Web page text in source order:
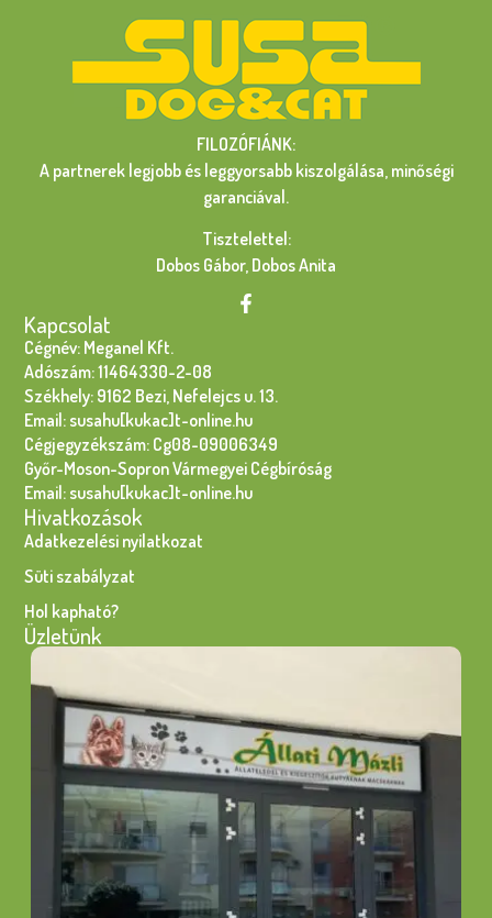
FILOZÓFIÁNK:
A partnerek legjobb és leggyorsabb kiszolgálása, minőségi
garanciával.
Tisztelettel:
Dobos Gábor, Dobos Anita
Kapcsolat
Cégnév: Meganel Kft.
Adószám: 11464330-2-08
Székhely: 9162 Bezi, Nefelejcs u. 13.
Email: susahu[kukac]t-online.hu
Cégjegyzékszám: Cg08-09006349
Győr-Moson-Sopron Vármegyei Cégbíróság
Email: susahu[kukac]t-online.hu
Hivatkozások
Adatkezelési nyilatkozat
Süti szabályzat
Hol kapható?
Üzletünk